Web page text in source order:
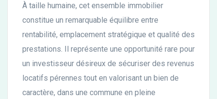
À taille humaine, cet ensemble immobilier
constitue un remarquable équilibre entre
rentabilité, emplacement stratégique et qualité des
prestations. Il représente une opportunité rare pour
un investisseur désireux de sécuriser des revenus
locatifs pérennes tout en valorisant un bien de
caractère, dans une commune en pleine